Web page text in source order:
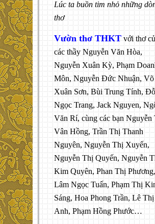
Lúc ta buồn tim nhỏ những
thơ
Vườn thơ THKT với thơ
các thầy Nguyễn Văn Hòa,
Nguyễn Xuân Kỳ, Phạm
Môn, Nguyễn Đức Nhuận, Võ
Xuân Sơn, Bùi Trung Tính, Đỗ
Ngọc Trang, Jack Nguyen,
Văn Rí, cùng các bạn Nguyễn
Vân Hồng, Trần Thị Thanh
Nguyên, Nguyễn Thị Xuyến,
Nguyễn Thị Quyến, Nguyễn
Kim Quyên, Phan Thị Phương,
Lâm Ngọc Tuấn, Phạm Thị
Sáng, Hoa Phong Trần, Lê
Anh, Phạm Hồng Phước…